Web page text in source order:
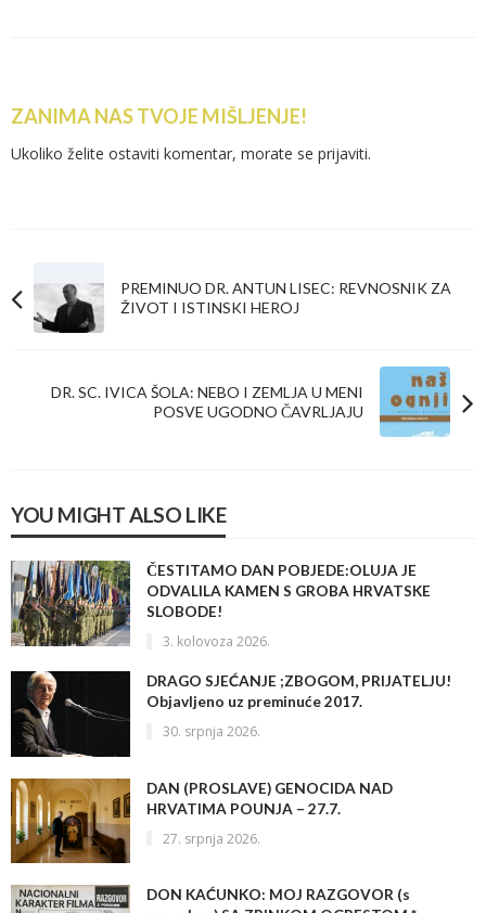
ZANIMA NAS TVOJE MIŠLJENJE!
Ukoliko želite ostaviti komentar, morate se prijaviti.
PREMINUO DR. ANTUN LISEC: REVNOSNIK ZA
ŽIVOT I ISTINSKI HEROJ
DR. SC. IVICA ŠOLA: NEBO I ZEMLJA U MENI
POSVE UGODNO ČAVRLJAJU
YOU MIGHT ALSO LIKE
ČESTITAMO DAN POBJEDE:OLUJA JE
ODVALILA KAMEN S GROBA HRVATSKE
SLOBODE!
3. kolovoza 2026.
DRAGO SJEĆANJE ;ZBOGOM, PRIJATELJU!
Objavljeno uz preminuće 2017.
30. srpnja 2026.
DAN (PROSLAVE) GENOCIDA NAD
HRVATIMA POUNJA – 27.7.
27. srpnja 2026.
DON KAĆUNKO: MOJ RAZGOVOR (s